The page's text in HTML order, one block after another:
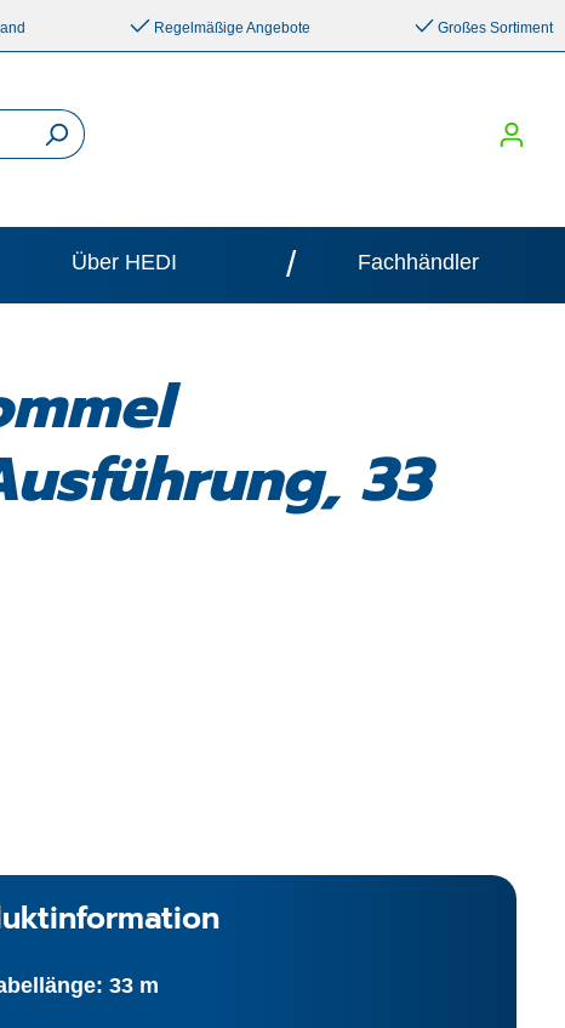
Regelmäßige Angebote Großes Sortiment
Über HEDI / Fachhändler
33
33 m